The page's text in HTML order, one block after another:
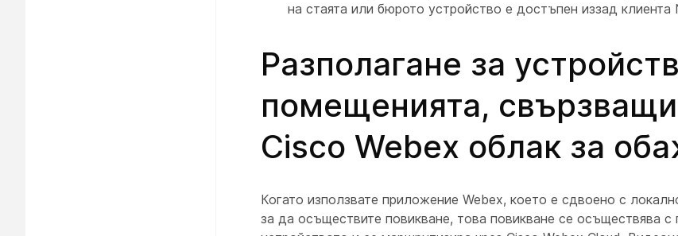
на стаята или бюрото устройство е достъпен иззад клиента
Разполагане за
помещенията,
Cisco Webex облак за
Когато използвате приложение Webex, което е сдвоено с
за да осъществите повикване, това повикване се осъществява